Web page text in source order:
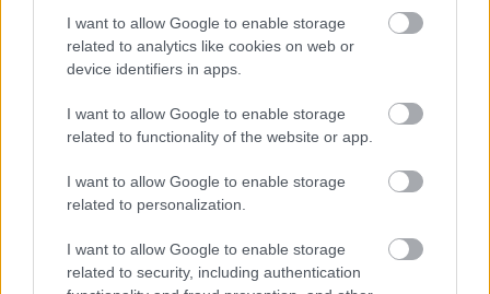
I want to allow Google to enable storage
related to analytics like cookies on web or
device identifiers in apps.
I want to allow Google to enable storage
related to functionality of the website or app.
I want to allow Google to enable storage
related to personalization.
I want to allow Google to enable storage
related to security, including authentication